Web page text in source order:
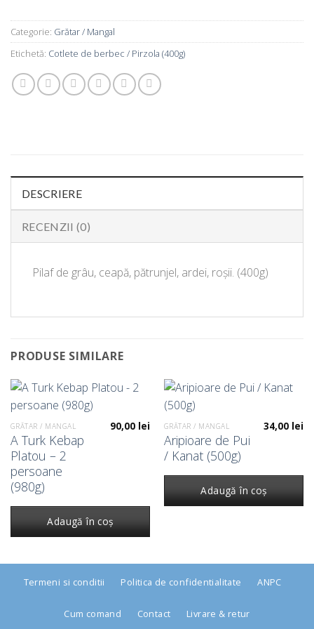
Categorie: Grătar / Mangal
Etichetă: Cotlete de berbec / Pirzola (400g)
DESCRIERE
RECENZII (0)
Pilaf de grâu, ceapă, pătrunjel, ardei, roșii. (400g)
PRODUSE SIMILARE
GRĂTAR / MANGAL
A Turk Kebap
Platou – 2
persoane
(980g)
90,00 lei
Adaugă în coș
GRĂTAR / MANGAL
Aripioare de Pui
/ Kanat (500g)
34,00 lei
Adaugă în coș
Termeni si conditii Politica de confidentialitate ANPC
Cum comand Contact Livrare & retur